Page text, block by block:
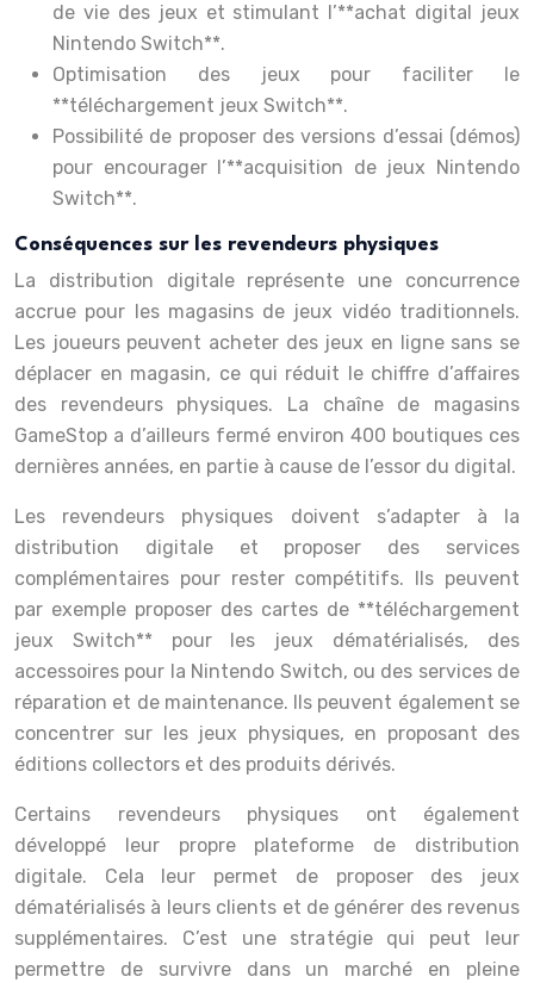
de vie des jeux et stimulant l’**achat digital jeux
Nintendo Switch**.
Optimisation des jeux pour faciliter le
**téléchargement jeux Switch**.
Possibilité de proposer des versions d’essai (démos)
pour encourager l’**acquisition de jeux Nintendo
Switch**.
Conséquences sur les revendeurs physiques
La distribution digitale représente une concurrence
accrue pour les magasins de jeux vidéo traditionnels.
Les joueurs peuvent acheter des jeux en ligne sans se
déplacer en magasin, ce qui réduit le chiffre d’affaires
des revendeurs physiques. La chaîne de magasins
GameStop a d’ailleurs fermé environ 400 boutiques ces
dernières années, en partie à cause de l’essor du digital.
Les revendeurs physiques doivent s’adapter à la
distribution digitale et proposer des services
complémentaires pour rester compétitifs. Ils peuvent
par exemple proposer des cartes de **téléchargement
jeux Switch** pour les jeux dématérialisés, des
accessoires pour la Nintendo Switch, ou des services de
réparation et de maintenance. Ils peuvent également se
concentrer sur les jeux physiques, en proposant des
éditions collectors et des produits dérivés.
Certains revendeurs physiques ont également
développé leur propre plateforme de distribution
digitale. Cela leur permet de proposer des jeux
dématérialisés à leurs clients et de générer des revenus
supplémentaires. C’est une stratégie qui peut leur
permettre de survivre dans un marché en pleine